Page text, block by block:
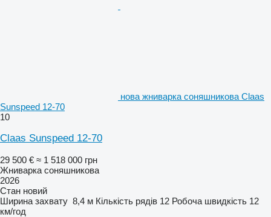
нова жниварка соняшникова Claas
Sunspeed 12-70
10
Claas Sunspeed 12-70
29 500 € ≈ 1 518 000 грн
Жниварка соняшникова
2026
Стан новий
Ширина захвату 8,4 м Кількість рядів 12 Робоча швидкість 12
км/год